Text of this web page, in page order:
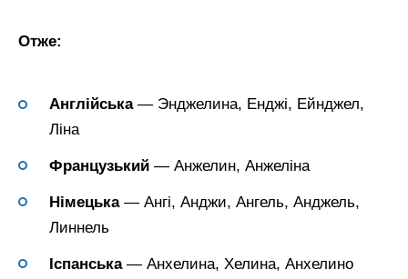
Отже:
Англійська— Энджелина, Енджі, Ейнджел,
Ліна
Французький — Анжелин, Анжеліна
Німецька— Ангі, Анджи, Ангель, Анджель,
Линнель
Іспанська— Анхелина, Хелина, Анхелино